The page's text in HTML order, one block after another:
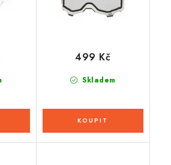
Skladem
499 Kč